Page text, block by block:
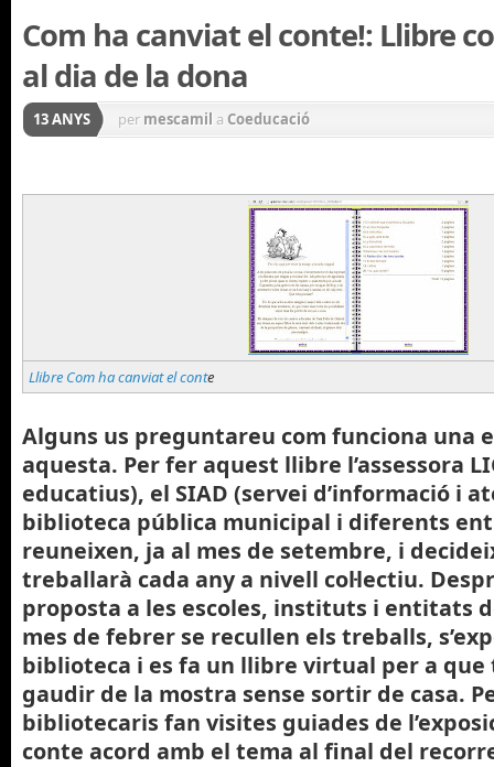
Com ha canviat el conte!: Llibre
al dia de la dona
13 ANYS per mescamil a Coeducació
Llibre Com ha canviat el conte
Alguns us preguntareu com funciona una
aquesta. Per fer aquest llibre l’assessora
educatius), el SIAD (servei d’informació i
biblioteca pública municipal i diferents
reuneixen, ja al mes de setembre, i
treballarà cada any a nivell col·lectiu.
proposta a les escoles, instituts i entitats
mes de febrer se recullen els treballs,
biblioteca i es fa un llibre virtual per a
gaudir de la mostra sense sortir de casa.
bibliotecaris fan visites guiades de
conte acord amb el tema al final del